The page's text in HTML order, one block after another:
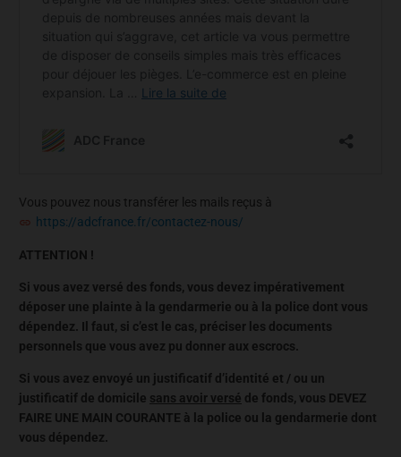
Vous pouvez nous transférer les mails reçus à
https://adcfrance.fr/contactez-nous/
ATTENTION !
Si vous avez versé des fonds, vous devez impérativement
déposer une plainte à la gendarmerie ou à la police dont vous
dépendez. Il faut, si c’est le cas, préciser les documents
personnels que vous avez pu donner aux escrocs.
Si vous avez envoyé un justificatif d’identité et / ou un
justificatif de domicile sans avoir versé de fonds, vous DEVEZ
FAIRE UNE MAIN COURANTE à la police ou la gendarmerie dont
vous dépendez.